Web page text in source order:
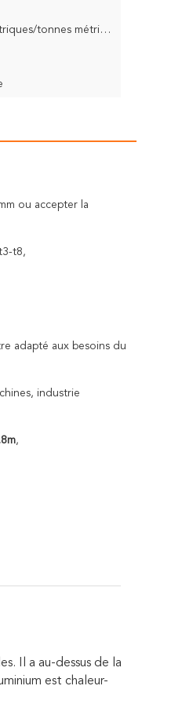
1000 tonnes métriques/tonnes métriques par mois
ou accepter la
t8,
adapté aux besoins du
industrie
,
Il a au-dessus de la
est chaleur-